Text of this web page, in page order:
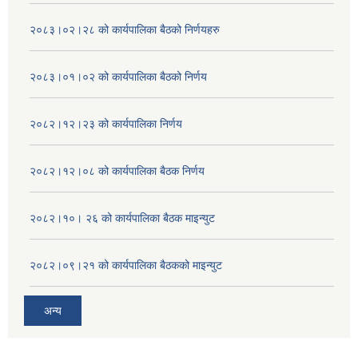
२०८३।०२।२८ को कार्यपालिका बैठको निर्णयहरु
२०८३।०१।०२ को कार्यपालिका बैठको निर्णय
२०८२।१२।२३ को कार्यपालिका निर्णय
२०८२।१२।०८ को कार्यपालिका बैठक निर्णय
२०८२।१०। २६ को कार्यपालिका बैठक माइन्युट
२०८२।०९।२१ को कार्यपालिका बैठकको माइन्युट
अन्य